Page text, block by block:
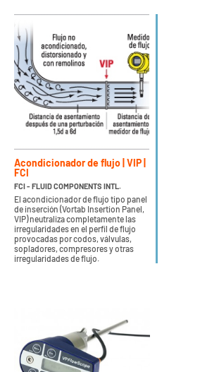
Acondicionador de flujo | VIP |
FCI
FCI - FLUID COMPONENTS INTL.
El acondicionador de flujo tipo panel
de inserción (Vortab Insertion Panel,
VIP) neutraliza completamente las
irregularidades en el perfil de flujo
provocadas por codos, válvulas,
sopladores, compresores y otras
irregularidades de flujo.